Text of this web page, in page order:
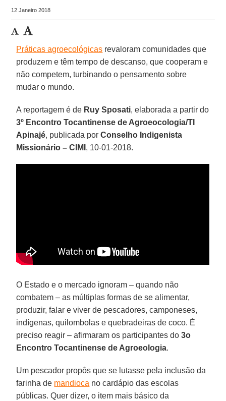
12 Janeiro 2018
Práticas agroecológicas revaloram comunidades que
produzem e têm tempo de descanso, que cooperam e
não competem, turbinando o pensamento sobre
mudar o mundo.
A reportagem é de Ruy Sposati, elaborada a partir do
3º Encontro Tocantinense de Agroeocologia/TI
Apinajé, publicada porConselho Indigenista
Missionário – CIMI , 10-01-2018.
O Estado e o mercado ignoram – quando não
combatem – as múltiplas formas de se alimentar,
produzir, falar e viver de pescadores, camponeses,
indígenas, quilombolas e quebradeiras de coco. É
preciso reagir – afirmaram os participantes do3o
Encontro Tocantinense de Agroeologia.
Um pescador propôs que se lutasse pela inclusão da
farinha de mandioca no cardápio das escolas
públicas. Quer dizer, o item mais básico da